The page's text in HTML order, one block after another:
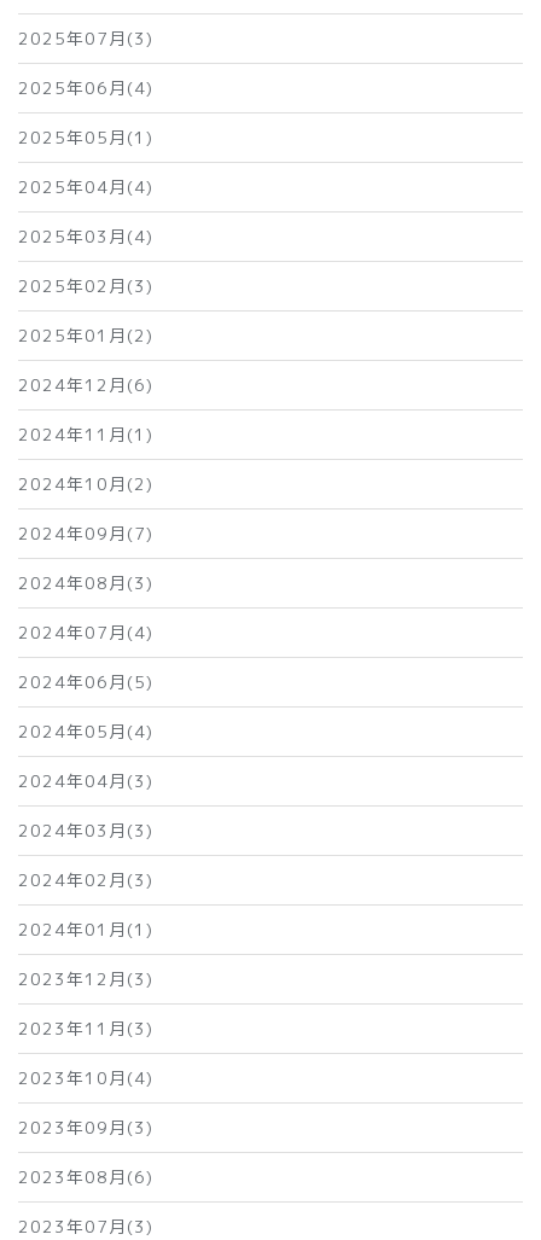
2025年07月(3)
2025年06月(4)
2025年05月(1)
2025年04月(4)
2025年03月(4)
2025年02月(3)
2025年01月(2)
2024年12月(6)
2024年11月(1)
2024年10月(2)
2024年09月(7)
2024年08月(3)
2024年07月(4)
2024年06月(5)
2024年05月(4)
2024年04月(3)
2024年03月(3)
2024年02月(3)
2024年01月(1)
2023年12月(3)
2023年11月(3)
2023年10月(4)
2023年09月(3)
2023年08月(6)
2023年07月(3)